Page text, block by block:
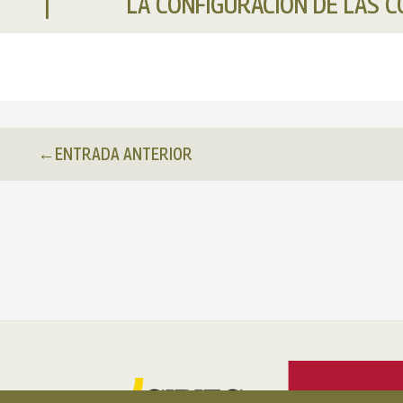
← ENTRADA ANTERIOR